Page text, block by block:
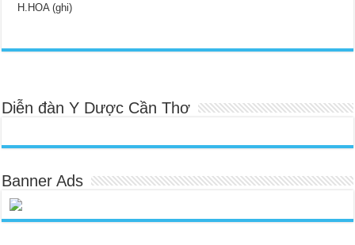
H.HOA (ghi)
Diễn đàn Y Dược Cần Thơ
Banner Ads